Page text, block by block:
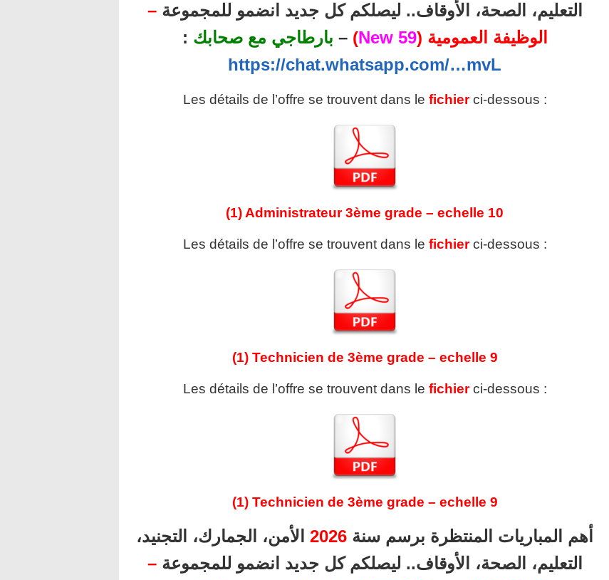
التعليم، الصحة، الأوقاف.. ليصلكم كل جديد انضمو للمجموعة–
الوظيفة العمومية (59 New
)
– بارطاجي مع صحابك :
https://chat.whatsapp.com/…mvL
Les détails de l’offre se trouvent dans le fichier ci-dessous :
(1) Administrateur 3ème grade – echelle 10
Les détails de l’offre se trouvent dans le fichier ci-dessous :
(1) Technicien de 3ème grade – echelle 9
Les détails de l’offre se trouvent dans le fichier ci-dessous :
(1) Technicien de 3ème grade – echelle 9
أهم المباريات المنتظرة برسم سنة 2026 الأمن، الجمارك، التجنيد،
التعليم، الصحة، الأوقاف.. ليصلكم كل جديد انضمو للمجموعة–